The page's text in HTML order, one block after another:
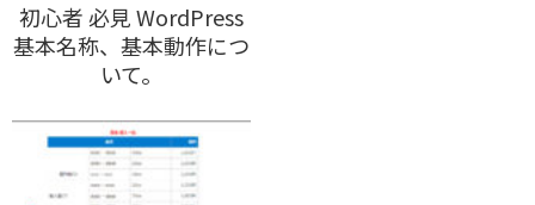
初心者 必見 WordPress
基本名称、基本動作につ
いて。